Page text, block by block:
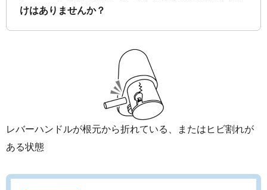
けはありませんか？
レバーハンドルが根元から折れている、またはヒビ割れが
ある状態